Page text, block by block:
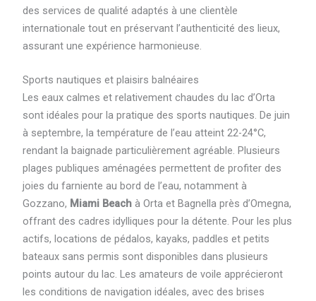
des services de qualité adaptés à une clientèle
internationale tout en préservant l’authenticité des lieux,
assurant une expérience harmonieuse.
Sports nautiques et plaisirs balnéaires
Les eaux calmes et relativement chaudes du lac d’Orta
sont idéales pour la pratique des sports nautiques. De juin
à septembre, la température de l’eau atteint 22-24°C,
rendant la baignade particulièrement agréable. Plusieurs
plages publiques aménagées permettent de profiter des
joies du farniente au bord de l’eau, notamment à
Gozzano, Miami Beachà Orta et Bagnella près d’Omegna,
offrant des cadres idylliques pour la détente. Pour les plus
actifs, locations de pédalos, kayaks, paddles et petits
bateaux sans permis sont disponibles dans plusieurs
points autour du lac. Les amateurs de voile apprécieront
les conditions de navigation idéales, avec des brises